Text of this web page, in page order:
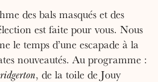
des bals masqués et des
est faite pour vous. Nous
le temps d’une escapade à la
nouveautés. Au programme :
, de la toile de Jouy